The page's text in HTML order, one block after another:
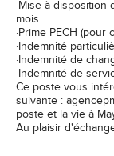
·Mise à
mois
·Prime PECH
·Indemnité
·Indemnité de
·Indemnité de
Ce poste vous
suivante :
poste et la vie à
Au plaisir